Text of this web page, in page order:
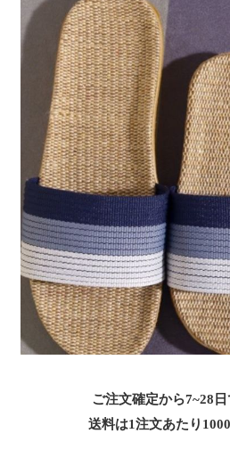
ご注文確定から7~28
送料は1注文あたり 1000